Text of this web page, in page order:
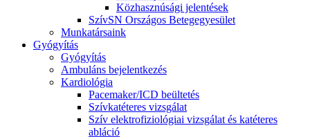
Közhasznúsági jelentések
SzívSN Országos Betegegyesület
Munkatársaink
Gyógyítás
Gyógyítás
Ambuláns bejelentkezés
Kardiológia
Pacemaker/ICD beültetés
Szívkatéteres vizsgálat
Szív elektrofiziológiai vizsgálat és katéteres
abláció